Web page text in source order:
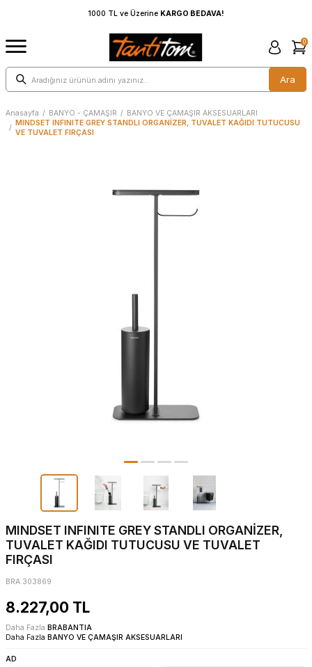
1000 TL ve Üzerine KARGO BEDAVA!
Ara
0
Anasayfa / BANYO - ÇAMAŞIR / BANYO VE ÇAMAŞIR AKSESUARLARI
/
MINDSET INFINITE GREY STANDLI ORGANİZER, TUVALET KAĞIDI TUTUCUSU
VE TUVALET FIRÇASI
MINDSET INFINITE GREY STANDLI ORGANİZER,
TUVALET KAĞIDI TUTUCUSU VE TUVALET
FIRÇASI
BRA 303869
8.227,00 TL
Daha Fazla BRABANTIA
Daha Fazla BANYO VE ÇAMAŞIR AKSESUARLARI
AD